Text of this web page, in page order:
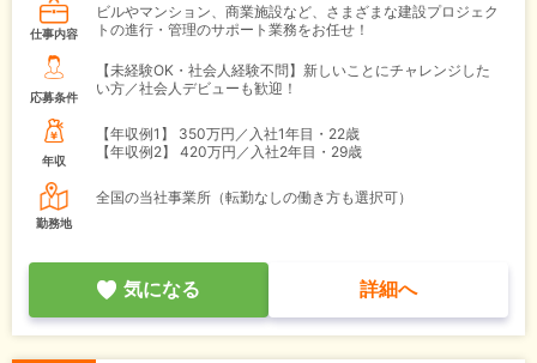
仕事内容
ビルやマンション、商業施設など、さまざまな建設プロジェク
トの進行・管理のサポート業務をお任せ！
応募条件
【未経験OK・社会人経験不問】新しいことにチャレンジした
い方／社会人デビューも歓迎！
年収
【年収例1】
350万円／入社1年目・22歳
【年収例2】
420万円／入社2年目・29歳
勤務地
全国の当社事業所（転勤なしの働き方も選択可）
気になる 詳細へ